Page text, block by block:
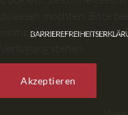
zulassen möchten. Bitte
womöglich nicht mehr
Verfügung stehen.
Akzeptieren